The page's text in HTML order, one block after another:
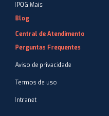
IPOG Mais
Blog
Central de Atendimento
Perguntas Frequentes
Aviso de privacidade
Termos de uso
Intranet